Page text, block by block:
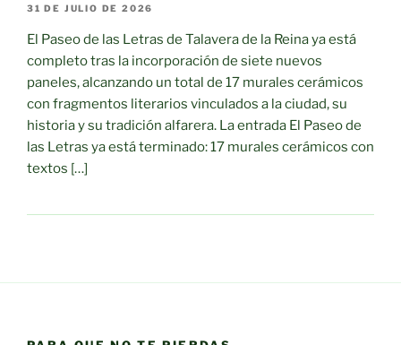
31 DE JULIO DE 2026
El Paseo de las Letras de Talavera de la Reina ya está
completo tras la incorporación de siete nuevos
paneles, alcanzando un total de 17 murales cerámicos
con fragmentos literarios vinculados a la ciudad, su
historia y su tradición alfarera. La entrada El Paseo de
las Letras ya está terminado: 17 murales cerámicos con
textos […]